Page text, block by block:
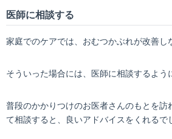
医師に相談する
家庭でのケアでは、おむつかぶれが改善し
そういった場合には、医師に相談するよう
普段のかかりつけのお医者さんのもとを訪
て相談すると、良いアドバイスをくれるで